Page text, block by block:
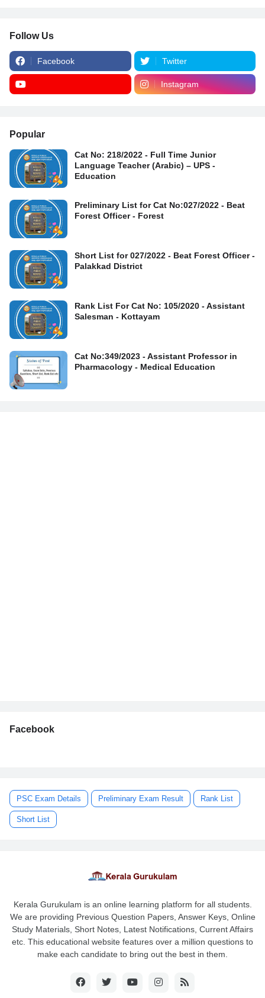
Follow Us
Facebook Twitter
Instagram
Popular
Cat No: 218/2022 - Full Time Junior
Language Teacher (Arabic) – UPS -
Education
Preliminary List for Cat No:027/2022 - Beat
Forest Officer - Forest
Short List for 027/2022 - Beat Forest Officer -
Palakkad District
Rank List For Cat No: 105/2020 - Assistant
Salesman - Kottayam
Cat No:349/2023 - Assistant Professor in
Pharmacology - Medical Education
Facebook
PSC Exam Details Preliminary Exam Result Rank List
Short List
Kerala Gurukulam is an online learning platform for all students.
We are providing Previous Question Papers, Answer Keys, Online
Study Materials, Short Notes, Latest Notifications, Current Affairs
etc. This educational website features over a million questions to
make each candidate to bring out the best in them.